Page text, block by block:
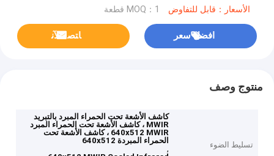
الأسعار：قابل للتفاوض MOQ：1 قطعة
افضل سعر ﺎﺘﺼﻟ ﺍﻶﻧ
منتوج وصف
تسليط الضوء
كاشف الأشعة تحت الحمراء المبرد بالتبريد
MWIR ، كاشف الأشعة تحت الحمراء المبرد
640x512 MWIR ، كاشف الأشعة تحت
الحمراء المبردة 640x512
,